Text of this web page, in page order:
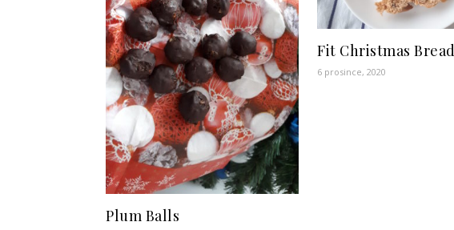
Plum Balls
Fit Christmas Bread
6 prosince, 2020